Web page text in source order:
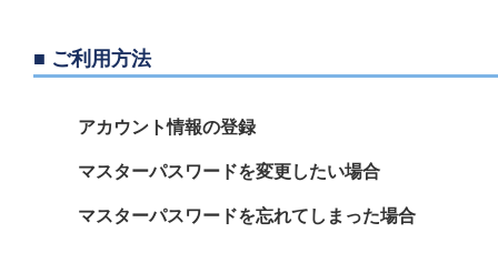
■ ご利用方法
アカウント情報の登録
マスターパスワードを変更したい場合
マスターパスワードを忘れてしまった場合